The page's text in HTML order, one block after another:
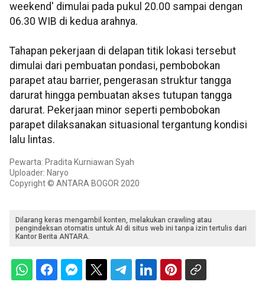
weekend' dimulai pada pukul 20.00 sampai dengan
06.30 WIB di kedua arahnya.
Tahapan pekerjaan di delapan titik lokasi tersebut
dimulai dari pembuatan pondasi, pembobokan
parapet atau barrier, pengerasan struktur tangga
darurat hingga pembuatan akses tutupan tangga
darurat. Pekerjaan minor seperti pembobokan
parapet dilaksanakan situasional tergantung kondisi
lalu lintas.
Pewarta: Pradita Kurniawan Syah
Uploader: Naryo
Copyright © ANTARA BOGOR 2020
Dilarang keras mengambil konten, melakukan crawling atau
pengindeksan otomatis untuk AI di situs web ini tanpa izin tertulis dari
Kantor Berita ANTARA.